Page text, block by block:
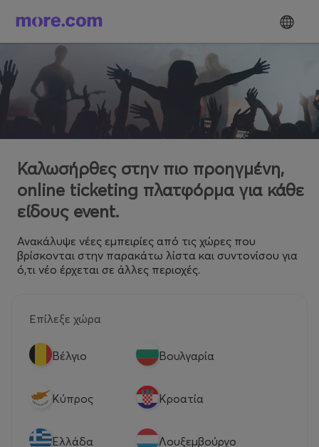
Καλωσήρθες στην πιο προηγμένη,
online ticketing πλατφόρμα για κάθε
είδους event.
Ανακάλυψε νέες εμπειρίες από τις χώρες που
βρίσκονται στην παρακάτω λίστα και συντονίσου για
ό,τι νέο έρχεται σε άλλες περιοχές.
Επίλεξε χώρα
Βέλγιο Βουλγαρία
Κύπρος Κροατία
Eλλάδα Λουξεμβούργο